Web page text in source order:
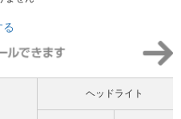
ヘッドライト